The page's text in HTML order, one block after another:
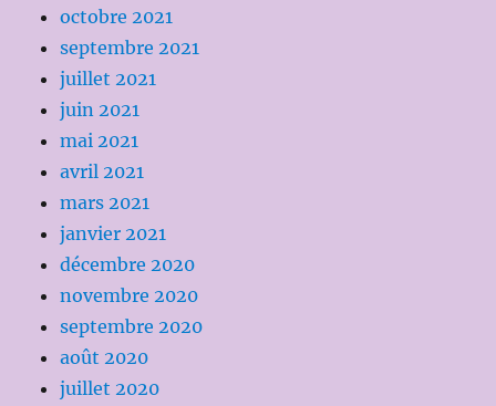
octobre 2021
septembre 2021
juillet 2021
juin 2021
mai 2021
avril 2021
mars 2021
janvier 2021
décembre 2020
novembre 2020
septembre 2020
août 2020
juillet 2020